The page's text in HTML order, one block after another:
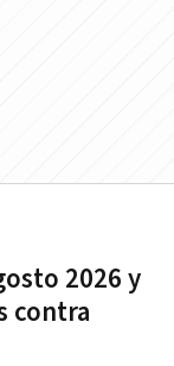
2026 y
contra